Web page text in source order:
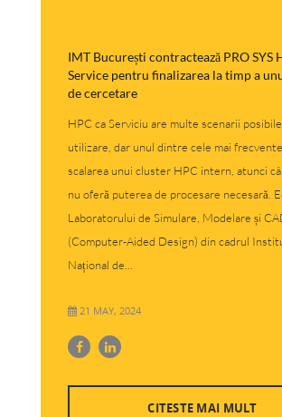
IMT București contractează PRO SYS
Service pentru finalizarea la timp a
de cercetare
HPC ca Serviciu are multe scenarii
utilizare, dar unul dintre cele mai
scalarea unui cluster HPC intern, atunci
nu oferă puterea de procesare necesară.
Laboratorului de Simulare, Modelare și
(Computer-Aided Design) din cadrul
Național de...
21 MAY, 2024
CITESTE MAI MULT